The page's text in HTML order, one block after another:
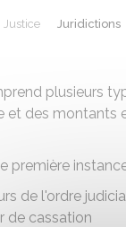
Justice Juridictions
plusieurs
et des montants
première
de l'ordre
de cassation